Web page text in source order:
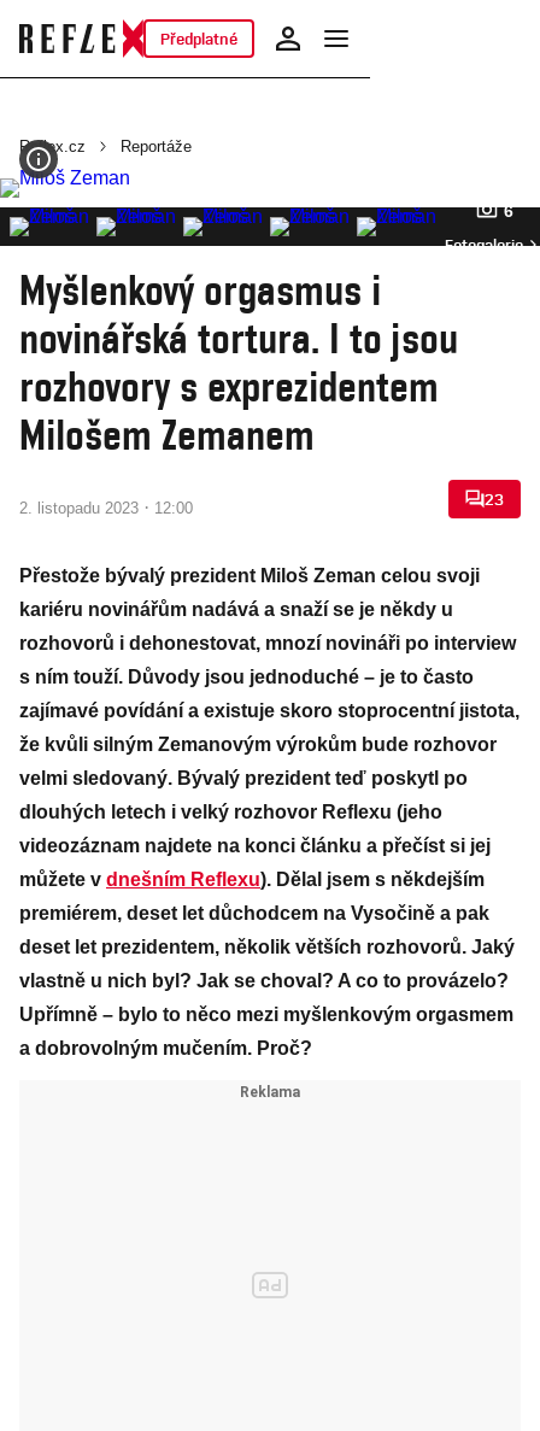
Předplatné
Reflex.cz Reportáže
6
Fotogalerie
Myšlenkový orgasmus i
novinářská tortura. I to jsou
rozhovory s exprezidentem
Milošem Zemanem
2. listopadu 2023 · 12:00 23
Přestože bývalý prezident Miloš Zeman celou svoji
kariéru novinářům nadává a snaží se je někdy u
rozhovorů i dehonestovat, mnozí novináři po interview
s ním touží. Důvody jsou jednoduché – je to často
zajímavé povídání a existuje skoro stoprocentní jistota,
že kvůli silným Zemanovým výrokům bude rozhovor
velmi sledovaný. Bývalý prezident teď poskytl po
dlouhých letech i velký rozhovor Reflexu (jeho
videozáznam najdete na konci článku a přečíst si jej
můžete v dnešním Reflexu). Dělal jsem s někdejším
premiérem, deset let důchodcem na Vysočině a pak
deset let prezidentem, několik větších rozhovorů. Jaký
vlastně u nich byl? Jak se choval? A co to provázelo?
Upřímně – bylo to něco mezi myšlenkovým orgasmem
a dobrovolným mučením. Proč?